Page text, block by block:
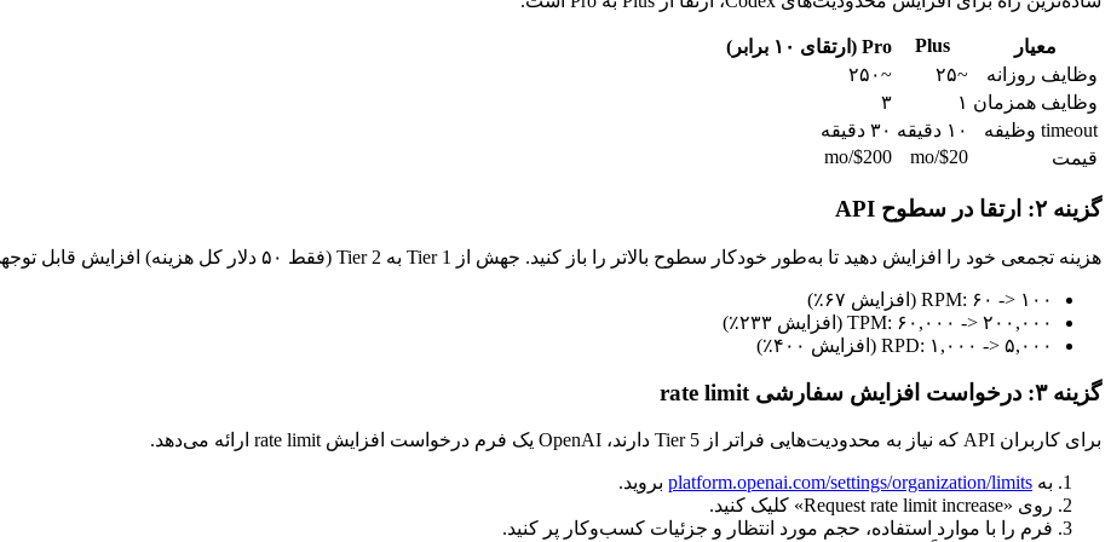
معیار Plus
Pro (ارتقای ۱۰ برابر)
وظایف روزانه
~۲۵
~۲۵۰
وظایف همزمان ۱
۳
timeout وظیفه
۱۰ دقیقه
۳۰ دقیقه
قیمت
$20/mo
$200/mo
گزینه ۲: ارتقا در سطوح API
هزینه تجمعی خود را افزایش دهید تا به‌طور خودکار سطوح بالاتر را باز کنید. جهش از Tier 1 به Tier 2 (فقط ۵۰ دلار کل هزینه) افزایش قابل توجهی می‌دهد:
RPM: ۶۰ -> ۱۰۰ (افزایش ۶۷٪)
TPM: ۶۰,۰۰۰ -> ۲۰۰,۰۰۰ (افزایش ۲۳۳٪)
RPD: ۱,۰۰۰ -> ۵,۰۰۰ (افزایش ۴۰۰٪)
گزینه ۳: درخواست افزایش سفارشی rate limit
برای کاربران API که نیاز به محدودیت‌هایی فراتر از Tier 5 دارند، OpenAI یک فرم درخواست افزایش rate limit ارائه می‌دهد.
به platform.openai.com/settings/organization/limits بروید.
روی «Request rate limit increase» کلیک کنید.
فرم را با موارد استفاده، حجم مورد انتظار و جزئیات کسب‌وکار پر کنید.